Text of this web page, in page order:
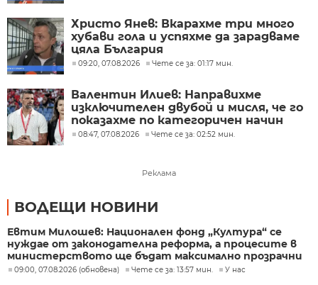
Христо Янев: Вкарахме три много
хубави гола и успяхме да зарадваме
цяла България
09:20, 07.08.2026 Чете се за: 01:17 мин.
Валентин Илиев: Направихме
изключителен двубой и мисля, че го
показахме по категоричен начин
08:47, 07.08.2026 Чете се за: 02:52 мин.
Реклама
ВОДЕЩИ НОВИНИ
Евтим Милошев: Национален фонд „Култура“ се
нуждае от законодателна реформа, а процесите в
министерството ще бъдат максимално прозрачни
09:00, 07.08.2026 (обновена) Чете се за: 13:57 мин. У нас